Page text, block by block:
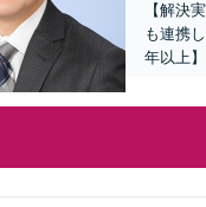
【解決
も連携
年以上】